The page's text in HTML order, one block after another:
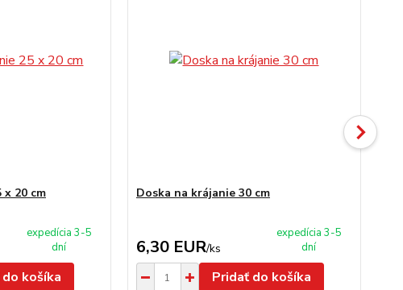
x 20 cm
expedícia 3-5
dní
košíka
Doska na krájanie 30 cm
6,30 EUR/ks
expedícia 3-5
dní
Pridať do košíka